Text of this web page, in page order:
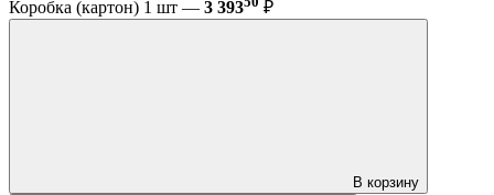
Коробка (картон) 1 шт — 3 393 ₽
В корзину